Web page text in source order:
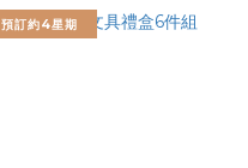
預訂約4星期